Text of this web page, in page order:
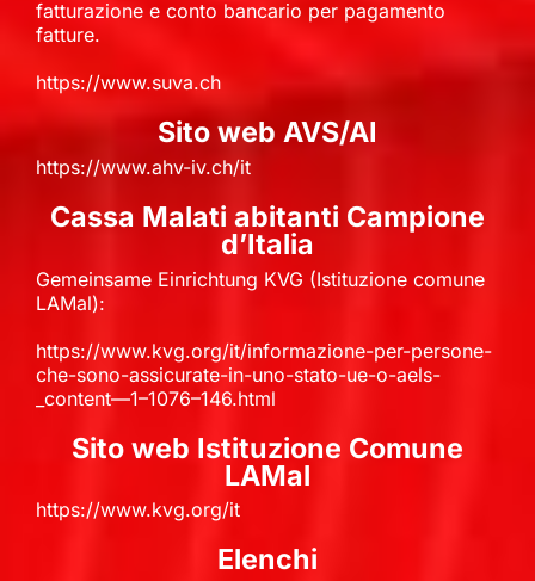
fatturazione e conto bancario per pagamento
fatture.
https://www.suva.ch
Sito web AVS/AI
https://www.ahv-iv.ch/it
Cassa Malati abitanti Campione
d’Italia
Gemeinsame Einrichtung KVG (Istituzione comune
LAMal):
https://www.kvg.org/it/informazione-per-persone-
che-sono-assicurate-in-uno-stato-ue-o-aels-
_content—1–1076–146.html
Sito web Istituzione Comune
LAMal
https://www.kvg.org/it
Elenchi